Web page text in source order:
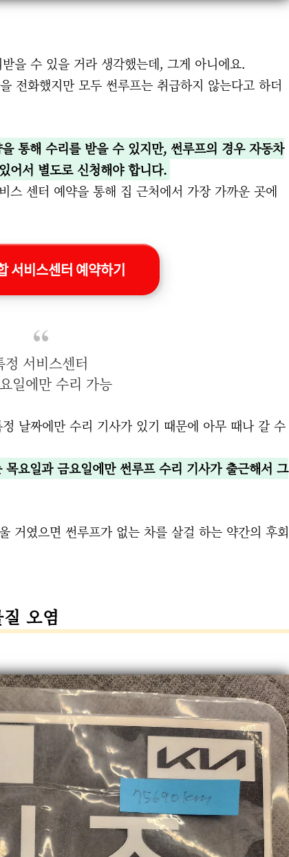
을 수 있을 거라 생각했는데, 그게 아니에요.
전화했지만 모두 썬루프는 취급하지 않는다고 하더
통해 수리를 받을 수 있지만, 썬루프의 경우 자동차
어서 별도로 신청해야 합니다.
스 센터 예약을 통해 집 근처에서 가장 가까운 곳에
서비스센터 예약하기
정 서비스센터
일에만 수리 가능
날짜에만 수리 기사가 있기 때문에 아무 때나 갈 수
요일과 금요일에만 썬루프 수리 기사가 출근해서 그
거였으면 썬루프가 없는 차를 살걸 하는 약간의 후회
오염